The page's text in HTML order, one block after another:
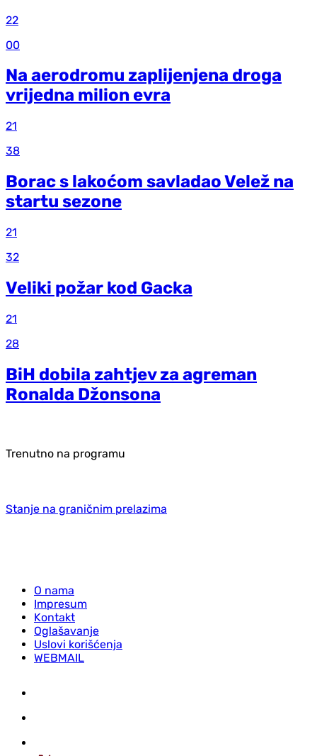
22
00
Na aerodromu zaplijenjena droga
vrijedna milion evra
21
38
Borac s lakoćom savladao Velež na
startu sezone
21
32
Veliki požar kod Gacka
21
28
BiH dobila zahtjev za agreman
Ronalda Džonsona
Trenutno na programu
Stanje na graničnim prelazima
O nama
Impresum
Kontakt
Oglašavanje
Uslovi korišćenja
WEBMAIL